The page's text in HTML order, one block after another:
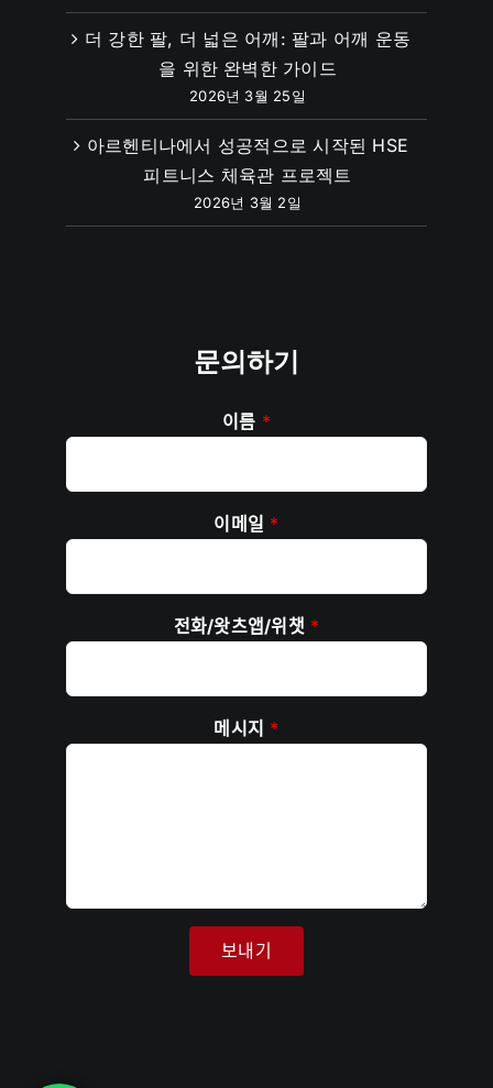
더 강한 팔, 더 넓은 어깨: 팔과 어깨 운동
을 위한 완벽한 가이드
2026년 3월 25일
아르헨티나에서 성공적으로 시작된 HSE
피트니스 체육관 프로젝트
2026년 3월 2일
문의하기
이름 *
이메일 *
전화/왓츠앱/위챗 *
메시지 *